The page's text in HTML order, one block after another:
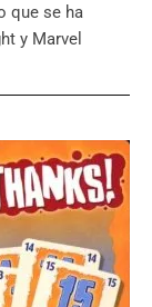
que se ha
y Marvel